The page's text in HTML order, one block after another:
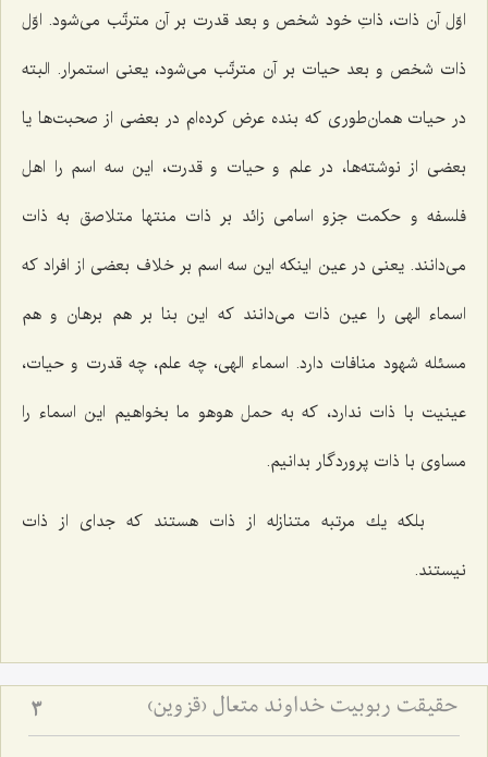
اوّل آن ذات، ذاتِ خود شخص و بعد قدرت بر آن مترتّب می‌شود. اوّل
ذات شخص و بعد حیات بر آن مترتّب می‌شود، یعنی استمرار. البته
در حیات همان‌طوری كه بنده عرض كرده‌ام در بعضی از صحبت‌ها یا
بعضی از نوشته‌ها، در علم و حیات و قدرت، این سه اسم را اهل
فلسفه و حكمت جزو اسامی زائد بر ذات منتها متلاصق به ذات
می‌دانند. یعنی در عین اینكه این سه اسم بر خلاف بعضی از افراد كه
اسماء الهی را عین ذات می‌دانند كه این بنا بر هم برهان و هم
مسئله شهود منافات دارد. اسماء الهی، چه علم، چه قدرت و حیات،
عینیت با ذات ندارد، كه به حمل هوهو ما بخواهیم این اسماء را
مساوی با ذات پروردگار بدانیم.
بلكه یك مرتبه متنازله از ذات هستند كه جدای از ذات
نیستند.
حقیقت ربوبیت خداوند متعال (قزوین) 3